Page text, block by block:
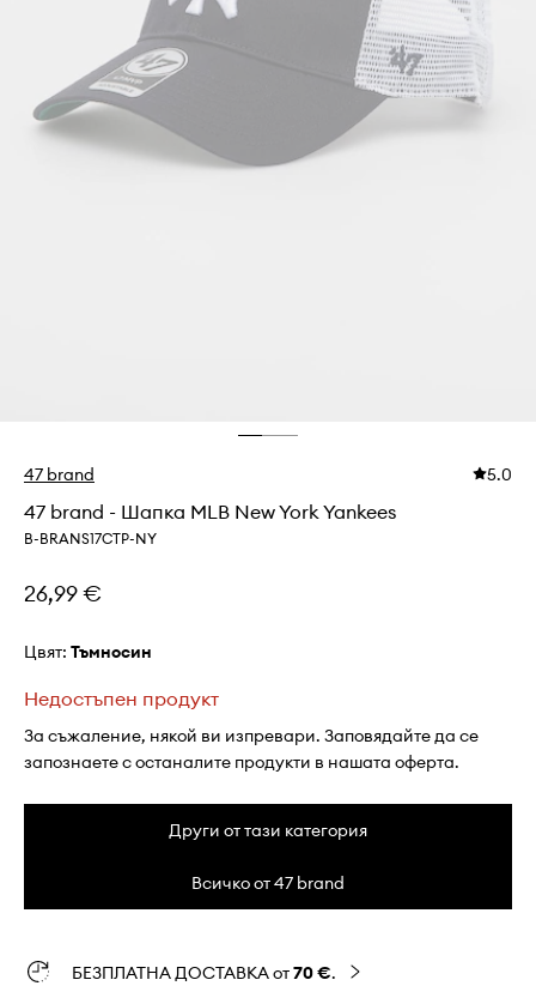
47 brand 5.0
47 brand - Шапка MLB New York Yankees
B-BRANS17CTP-NY
26,99 €
Цвят: тъмносин
Недостъпен продукт
За съжаление, някой ви изпревари. Заповядайте да се
запознаете с останалите продукти в нашата оферта.
Други от тази категория
Всичко от 47 brand
БЕЗПЛАТНА ДОСТАВКА от70 €.